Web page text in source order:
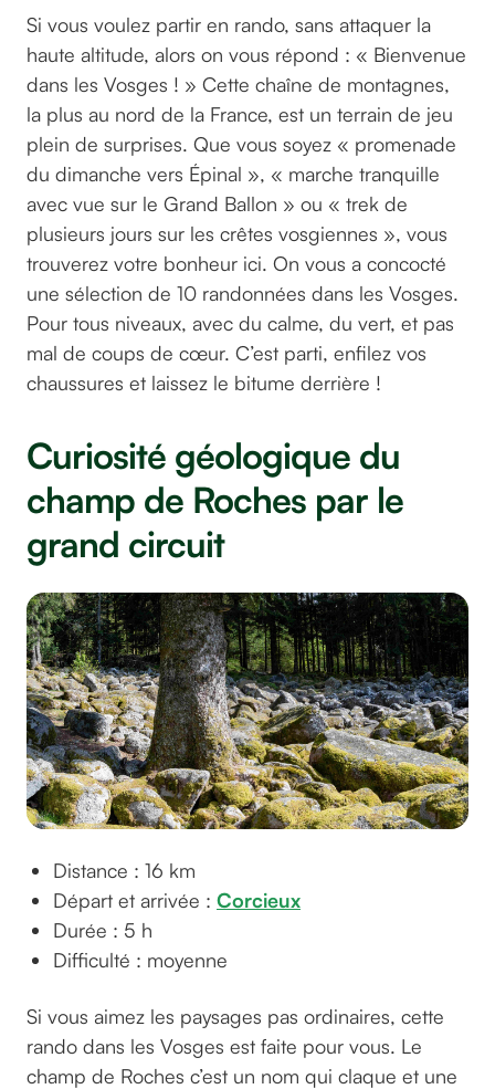
Si vous voulez partir en rando, sans attaquer la
haute altitude, alors on vous répond : « Bienvenue
dans les Vosges ! » Cette chaîne de montagnes,
la plus au nord de la France, est un terrain de jeu
plein de surprises. Que vous soyez « promenade
du dimanche vers Épinal », « marche tranquille
avec vue sur le Grand Ballon » ou « trek de
plusieurs jours sur les crêtes vosgiennes », vous
trouverez votre bonheur ici. On vous a concocté
une sélection de 10 randonnées dans les Vosges.
Pour tous niveaux, avec du calme, du vert, et pas
mal de coups de cœur. C’est parti, enfilez vos
chaussures et laissez le bitume derrière !
Curiosité géologique du
champ de Roches par le
grand circuit
Distance : 16 km
Départ et arrivée : Corcieux
Durée : 5 h
Difficulté : moyenne
Si vous aimez les paysages pas ordinaires, cette
rando dans les Vosges est faite pour vous. Le
champ de Roches c’est un nom qui claque et une